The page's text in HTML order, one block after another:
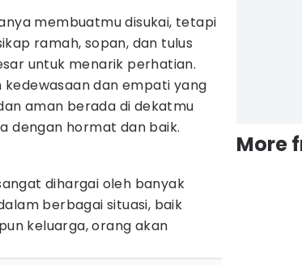
membuatmu disukai, tetapi
ramah, sopan, dan tulus
untuk menarik perhatian.
dan empati yang
aman berada di dekatmu
dengan hormat dan baik.
dihargai oleh banyak
berbagai situasi, baik
keluarga, orang akan
More